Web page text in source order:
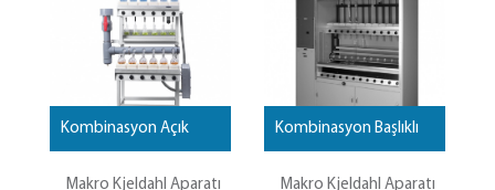
Kombinasyon Açık
Makro Kjeldahl Aparatı
Kombinasyon Başlıklı
Makro Kjeldahl Aparatı